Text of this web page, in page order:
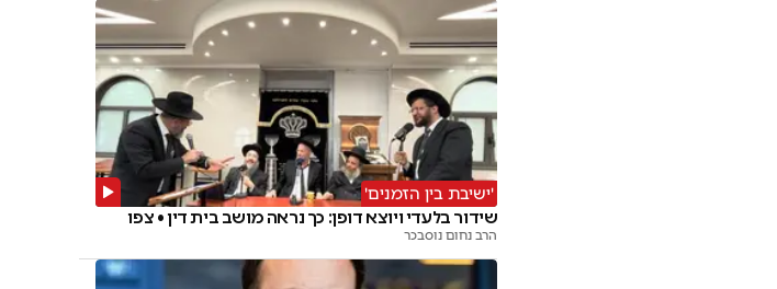
'ישיבת בין הזמנים'
שידור בלעדי ויוצא דופן: כך נראה מושב בית דין • צפו
הרב נחום נוסבכר